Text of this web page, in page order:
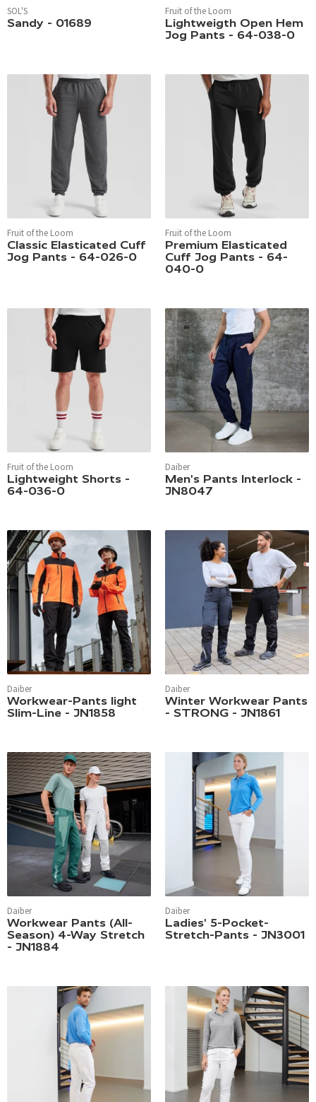
SOL'S
Sandy - 01689
Fruit of the Loom
Lightweigth Open Hem
Jog Pants - 64-038-0
Fruit of the Loom
Classic Elasticated Cuff
Jog Pants - 64-026-0
Fruit of the Loom
Premium Elasticated
Cuff Jog Pants - 64-
040-0
Fruit of the Loom
Lightweight Shorts -
64-036-0
Daiber
Men's Pants Interlock -
JN8047
Daiber
Workwear-Pants light
Slim-Line - JN1858
Daiber
Winter Workwear Pants
- STRONG - JN1861
Daiber
Workwear Pants (All-
Season) 4-Way Stretch
- JN1884
Daiber
Ladies' 5-Pocket-
Stretch-Pants - JN3001